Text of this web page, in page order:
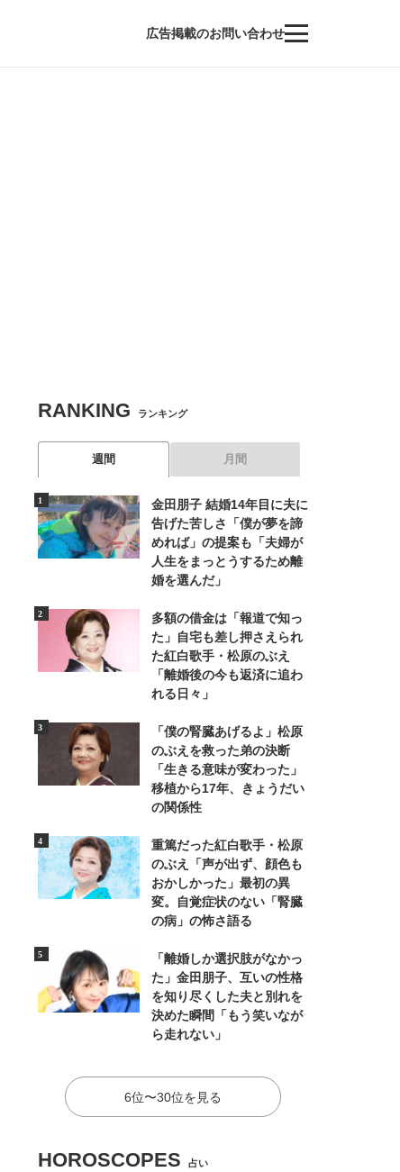
広告掲載のお問い合わせ
RANKING ランキング
週間 月間
金田朋子 結婚14年目に夫に
告げた苦しさ「僕が夢を諦
めれば」の提案も「夫婦が
人生をまっとうするため離
婚を選んだ」
多額の借金は「報道で知っ
た」自宅も差し押さえられ
た紅白歌手・松原のぶえ
「離婚後の今も返済に追わ
れる日々」
「僕の腎臓あげるよ」松原
のぶえを救った弟の決断
「生きる意味が変わった」
移植から17年、きょうだい
の関係性
重篤だった紅白歌手・松原
のぶえ「声が出ず、顔色も
おかしかった」最初の異
変。自覚症状のない「腎臓
の病」の怖さ語る
「離婚しか選択肢がなかっ
た」金田朋子、互いの性格
を知り尽くした夫と別れを
決めた瞬間「もう笑いなが
ら走れない」
6位〜30位を見る
HOROSCOPES 占い